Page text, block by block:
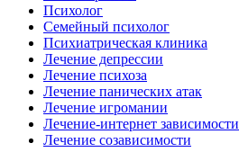
Психолог
Семейный психолог
Психиатрическая клиника
Лечение депрессии
Лечение психоза
Лечение панических атак
Лечение игромании
Лечение-интернет зависимости
Лечение созависимости